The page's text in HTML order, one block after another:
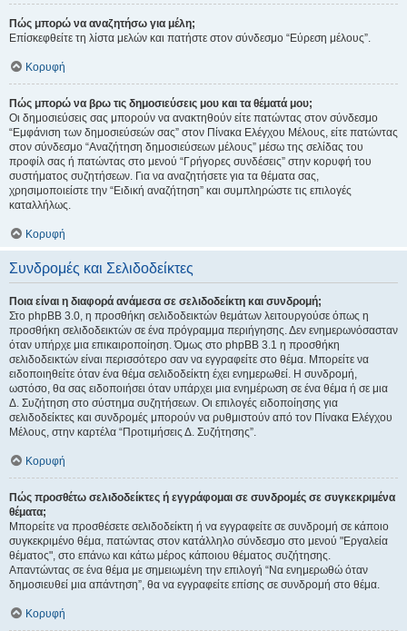
Πώς μπορώ να αναζητήσω για μέλη;
Επίσκεφθείτε τη λίστα μελών και πατήστε στον σύνδεσμο “Εύρεση μέλους”.
Κορυφή
Πώς μπορώ να βρω τις δημοσιεύσεις μου και τα θέματά μου;
Οι δημοσιεύσεις σας μπορούν να ανακτηθούν είτε πατώντας στον σύνδεσμο
“Εμφάνιση των δημοσιεύσεών σας” στον Πίνακα Ελέγχου Μέλους, είτε πατώντας
στον σύνδεσμο “Αναζήτηση δημοσιεύσεων μέλους” μέσω της σελίδας του
προφίλ σας ή πατώντας στο μενού “Γρήγορες συνδέσεις” στην κορυφή του
συστήματος συζητήσεων. Για να αναζητήσετε για τα θέματα σας,
χρησιμοποιείστε την “Ειδική αναζήτηση” και συμπληρώστε τις επιλογές
καταλλήλως.
Κορυφή
Συνδρομές και Σελιδοδείκτες
Ποια είναι η διαφορά ανάμεσα σε σελιδοδείκτη και συνδρομή;
Στο phpBB 3.0, η προσθήκη σελιδοδεικτών θεμάτων λειτουργούσε όπως η
προσθήκη σελιδοδεικτών σε ένα πρόγραμμα περιήγησης. Δεν ενημερωνόσασταν
όταν υπήρχε μια επικαιροποίηση. Όμως στο phpBB 3.1 η προσθήκη
σελιδοδεικτών είναι περισσότερο σαν να εγγραφείτε στο θέμα. Μπορείτε να
ειδοποιηθείτε όταν ένα θέμα σελιδοδείκτη έχει ενημερωθεί. Η συνδρομή,
ωστόσο, θα σας ειδοποιήσει όταν υπάρχει μια ενημέρωση σε ένα θέμα ή σε μια
Δ. Συζήτηση στο σύστημα συζητήσεων. Οι επιλογές ειδοποίησης για
σελιδοδείκτες και συνδρομές μπορούν να ρυθμιστούν από τον Πίνακα Ελέγχου
Μέλους, στην καρτέλα “Προτιμήσεις Δ. Συζήτησης”.
Κορυφή
Πώς προσθέτω σελιδοδείκτες ή εγγράφομαι σε συνδρομές σε συγκεκριμένα
θέματα;
Μπορείτε να προσθέσετε σελιδοδείκτη ή να εγγραφείτε σε συνδρομή σε κάποιο
συγκεκριμένο θέμα, πατώντας στον κατάλληλο σύνδεσμο στο μενού "Εργαλεία
θέματος", στο επάνω και κάτω μέρος κάποιου θέματος συζήτησης.
Απαντώντας σε ένα θέμα με σημειωμένη την επιλογή “Να ενημερωθώ όταν
δημοσιευθεί μια απάντηση”, θα να εγγραφείτε επίσης σε συνδρομή στο θέμα.
Κορυφή